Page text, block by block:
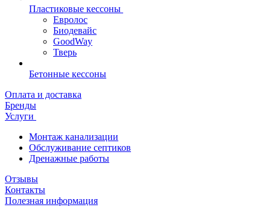
Пластиковые кессоны
Евролос
Биодевайс
GoodWay
Тверь
Бетонные кессоны
Оплата и доставка
Бренды
Услуги
Монтаж канализации
Обслуживание септиков
Дренажные работы
Отзывы
Контакты
Полезная информация